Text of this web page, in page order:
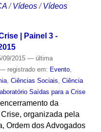
/Vídeos /Vídeos
| Painel 3 -
09/2015 — última
registrado em: Evento,
, Ciências Sociais, Ciência
Saídas para a Crise
da
organizada pela
Ordem dos Advogados